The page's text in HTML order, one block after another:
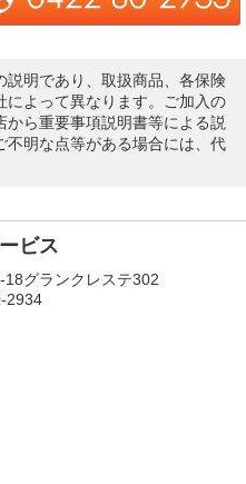
説明であり、取扱商品、各保険
によって異なります。ご加入の
から重要事項説明書等による説
不明な点等がある場合には、代
ビス
グランクレステ302
2934